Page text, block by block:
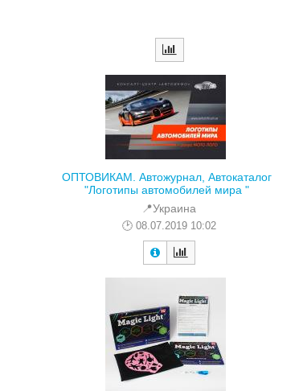
ОПТОВИКАМ. Автожурнал, Автокаталог
"Логотипы автомобилей мира "
📍Украина
08.07.2019 10:02